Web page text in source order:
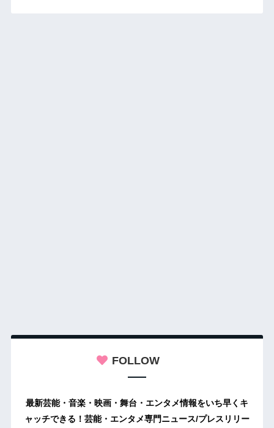
FOLLOW
最新芸能・音楽・映画・舞台・エンタメ情報をいち早くキ
ャッチできる！芸能・エンタメ専門ニュース/プレスリリー